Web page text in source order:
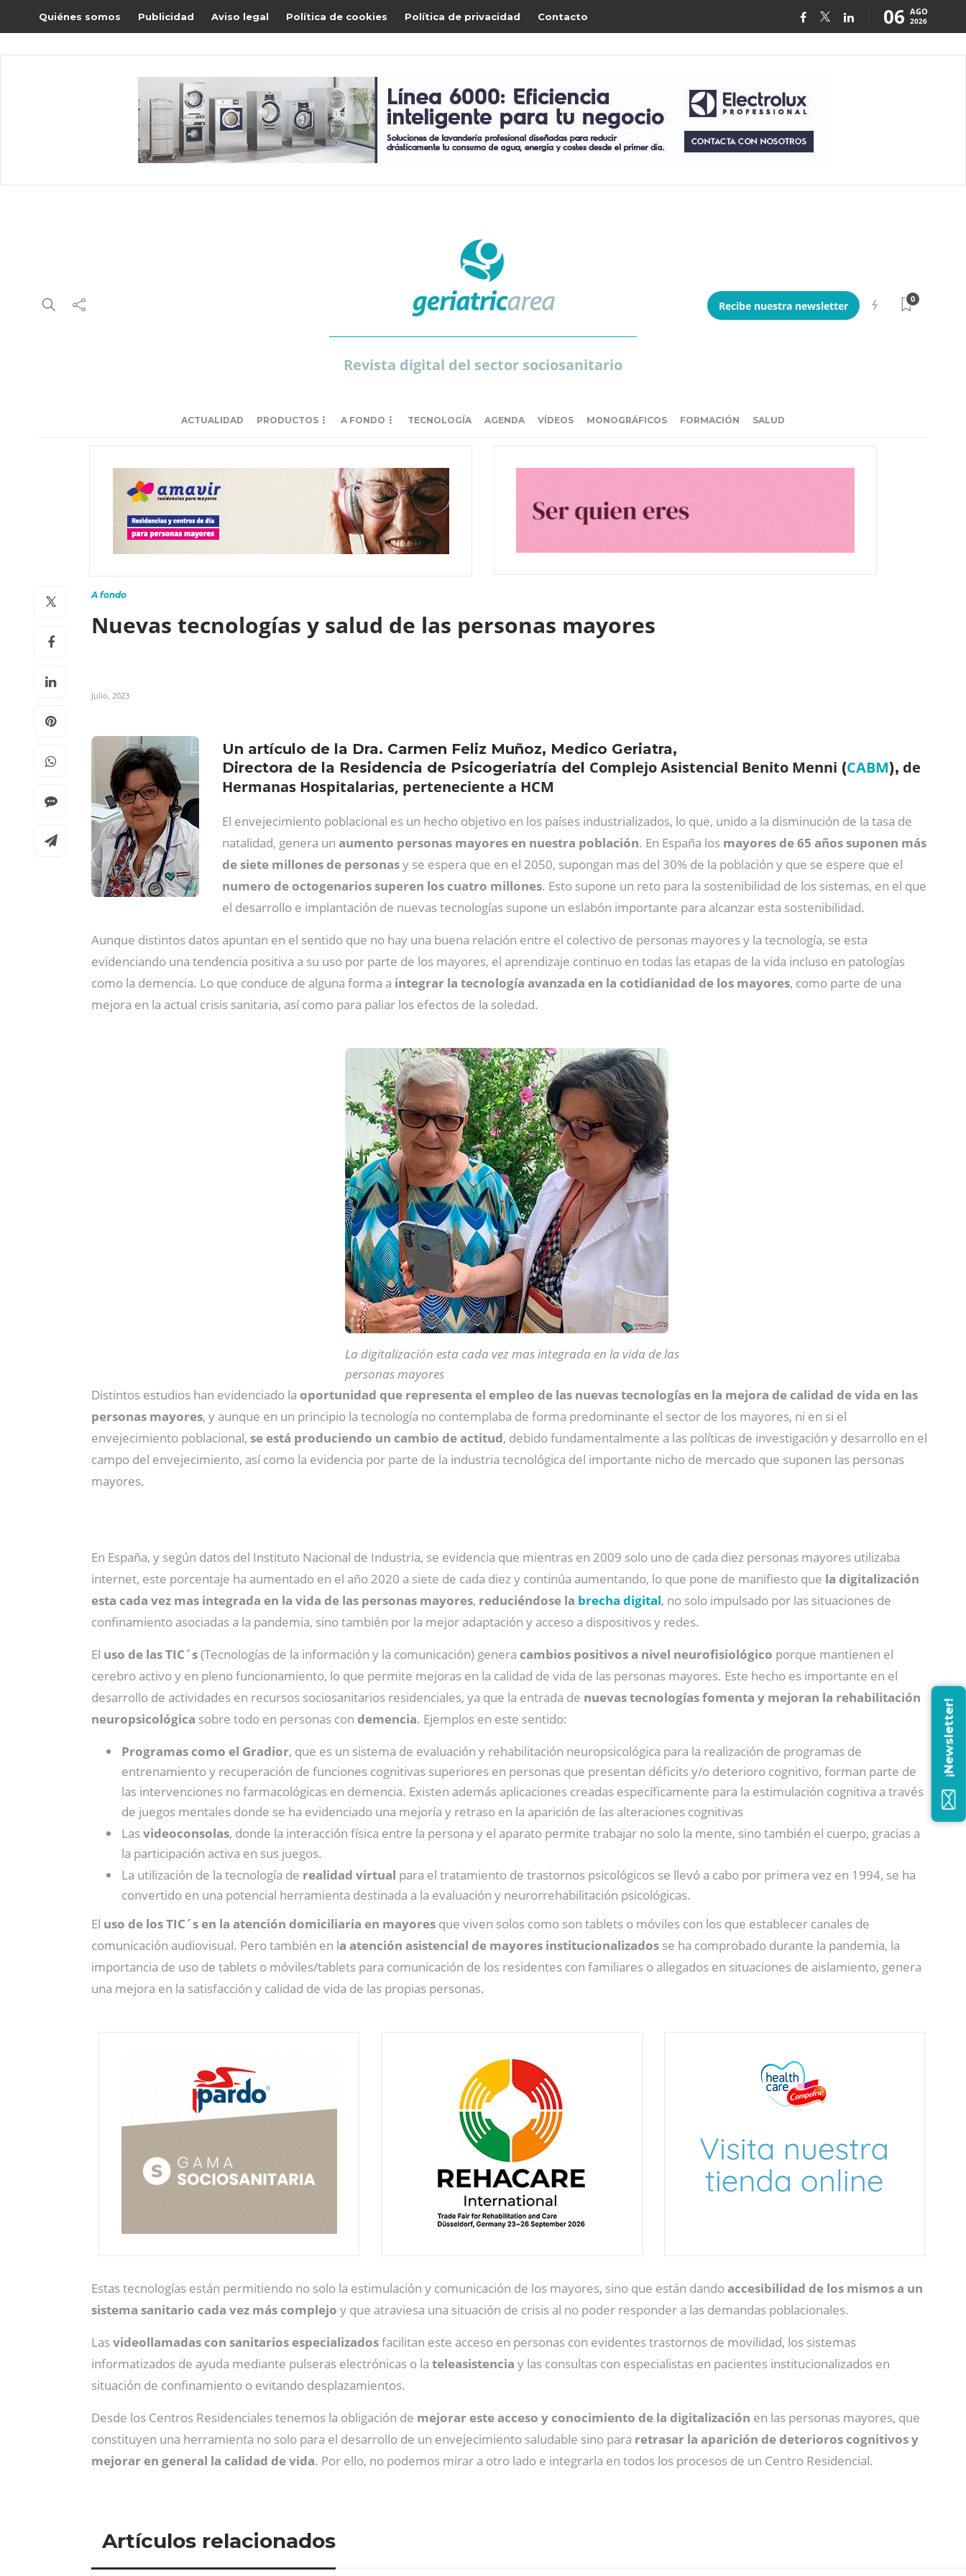
Quiénes somos Publicidad Aviso legal Política de cookies Política de privacidad Contacto 06 AGO
2026
Revista digital del sector sociosanitario
Recibe nuestra newsletter
0
ACTUALIDAD PRODUCTOS A FONDO TECNOLOGÍA AGENDA VÍDEOS MONOGRÁFICOS FORMACIÓN SALUD
A fondo
Nuevas tecnologías y salud de las personas mayores
Julio, 2023
Un artículo de la Dra. Carmen Feliz Muñoz, Medico Geriatra,
Directora de la Residencia de Psicogeriatría del Complejo Asistencial Benito Menni (CABM), de
Hermanas Hospitalarias, perteneciente a HCM
El envejecimiento poblacional es un hecho objetivo en los países industrializados, lo que, unido a la disminución de la tasa de
natalidad, genera un aumento personas mayores en nuestra población. En España los mayores de 65 años suponen más
de siete millones de personasy se espera que en el 2050, supongan mas del 30% de la población y que se espere que el
numero de octogenarios superen los cuatro millones. Esto supone un reto para la sostenibilidad de los sistemas, en el que
el desarrollo e implantación de nuevas tecnologías supone un eslabón importante para alcanzar esta sostenibilidad.
Aunque distintos datos apuntan en el sentido que no hay una buena relación entre el colectivo de personas mayores y la tecnología, se esta
evidenciando una tendencia positiva a su uso por parte de los mayores, el aprendizaje continuo en todas las etapas de la vida incluso en patologías
como la demencia. Lo que conduce de alguna forma a integrar la tecnología avanzada en la cotidianidad de los mayores, como parte de una
mejora en la actual crisis sanitaria, así como para paliar los efectos de la soledad.
La digitalización esta cada vez mas integrada en la vida de las
personas mayores
Distintos estudios han evidenciado la oportunidad que representa el empleo de las nuevas tecnologías en la mejora de calidad de vida en las
personas mayores, y aunque en un principio la tecnología no contemplaba de forma predominante el sector de los mayores, ni en si el
envejecimiento poblacional, se está produciendo un cambio de actitud, debido fundamentalmente a las políticas de investigación y desarrollo en el
campo del envejecimiento, así como la evidencia por parte de la industria tecnológica del importante nicho de mercado que suponen las personas
mayores.
En España, y según datos del Instituto Nacional de Industria, se evidencia que mientras en 2009 solo uno de cada diez personas mayores utilizaba
internet, este porcentaje ha aumentado en el año 2020 a siete de cada diez y continúa aumentando, lo que pone de manifiesto que la digitalización
esta cada vez mas integrada en la vida de las personas mayores, reduciéndose la brecha digital, no solo impulsado por las situaciones de
confinamiento asociadas a la pandemia, sino también por la mejor adaptación y acceso a dispositivos y redes.
El uso de las TIC´s(Tecnologías de la información y la comunicación) genera cambios positivos a nivel neurofisiológico porque mantienen el
cerebro activo y en pleno funcionamiento, lo que permite mejoras en la calidad de vida de las personas mayores. Este hecho es importante en el
desarrollo de actividades en recursos sociosanitarios residenciales, ya que la entrada de nuevas tecnologías fomenta y mejoran la rehabilitación
neuropsicológica sobre todo en personas con demencia. Ejemplos en este sentido:
Programas como el Gradior, que es un sistema de evaluación y rehabilitación neuropsicológica para la realización de programas de
entrenamiento y recuperación de funciones cognitivas superiores en personas que presentan déficits y/o deterioro cognitivo, forman parte de
las intervenciones no farmacológicas en demencia. Existen además aplicaciones creadas específicamente para la estimulación cognitiva a través
de juegos mentales donde se ha evidenciado una mejoría y retraso en la aparición de las alteraciones cognitivas
Lasvideoconsolas, donde la interacción física entre la persona y el aparato permite trabajar no solo la mente, sino también el cuerpo, gracias a
la participación activa en sus juegos.
La utilización de la tecnología de realidad virtual para el tratamiento de trastornos psicológicos se llevó a cabo por primera vez en 1994, se ha
convertido en una potencial herramienta destinada a la evaluación y neurorrehabilitación psicológicas.
El uso de los TIC´s en la atención domiciliaria en mayores que viven solos como son tablets o móviles con los que establecer canales de
comunicación audiovisual. Pero también en la atención asistencial de mayores institucionalizados se ha comprobado durante la pandemia, la
importancia de uso de tablets o móviles/tablets para comunicación de los residentes con familiares o allegados en situaciones de aislamiento, genera
una mejora en la satisfacción y calidad de vida de las propias personas.
Estas tecnologías están permitiendo no solo la estimulación y comunicación de los mayores, sino que están dandoaccesibilidad de los mismos a un
sistema sanitario cada vez más complejo y que atraviesa una situación de crisis al no poder responder a las demandas poblacionales.
Lasvideollamadas con sanitarios especializadosfacilitan este acceso en personas con evidentes trastornos de movilidad, los sistemas
informatizados de ayuda mediante pulseras electrónicas o la teleasistencia y las consultas con especialistas en pacientes institucionalizados en
situación de confinamiento o evitando desplazamientos.
Desde los Centros Residenciales tenemos la obligación de mejorar este acceso y conocimiento de la digitalización en las personas mayores, que
constituyen una herramienta no solo para el desarrollo de un envejecimiento saludable sino para retrasar la aparición de deterioros cognitivos y
mejorar en general la calidad de vida. Por ello, no podemos mirar a otro lado e integrarla en todos los procesos de un Centro Residencial.
Artículos relacionados
¡Newsletter!